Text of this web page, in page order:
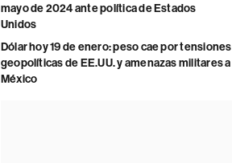
mayo de 2024 ante política de Estados
Unidos
Dólar hoy 19 de enero: peso cae por tensiones
geopolíticas de EE.UU. y amenazas militares a
México